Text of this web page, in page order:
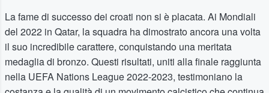
La fame di successo dei croati non si è placata. Ai Mondiali
del 2022 in Qatar, la squadra ha dimostrato ancora una volta
il suo incredibile carattere, conquistando una meritata
medaglia di bronzo. Questi risultati, uniti alla finale raggiunta
nella UEFA Nations League 2022-2023, testimoniano la